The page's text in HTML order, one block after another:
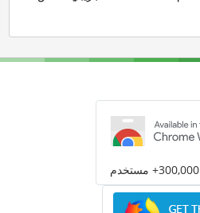
300,000+ مستخدم